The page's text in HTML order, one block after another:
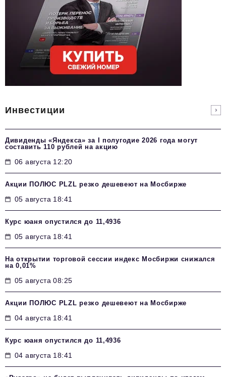
Инвестиции
Дивиденды «Яндекса» за I полугодие 2026 года могут
составить 110 рублей на акцию
06 августа 12:20
Акции ПОЛЮС PLZL резко дешевеют на Мосбирже
05 августа 18:41
Курс юаня опустился до 11,4936
05 августа 18:41
На открытии торговой сессии индекс Мосбиржи снижался
на 0,01%
05 августа 08:25
Акции ПОЛЮС PLZL резко дешевеют на Мосбирже
04 августа 18:41
Курс юаня опустился до 11,4936
04 августа 18:41